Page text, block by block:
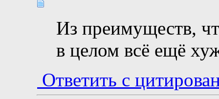
Из преимуществ,
в целом всё ещё
Ответить с